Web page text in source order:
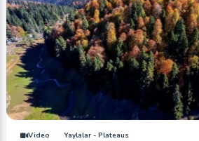
Video Yaylalar - Plateaus